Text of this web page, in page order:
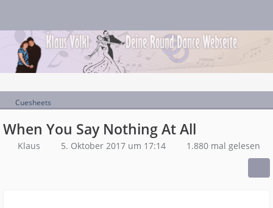
Cuesheets
When You Say Nothing At All
Klaus 5. Oktober 2017 um 17:14 1.880 mal gelesen